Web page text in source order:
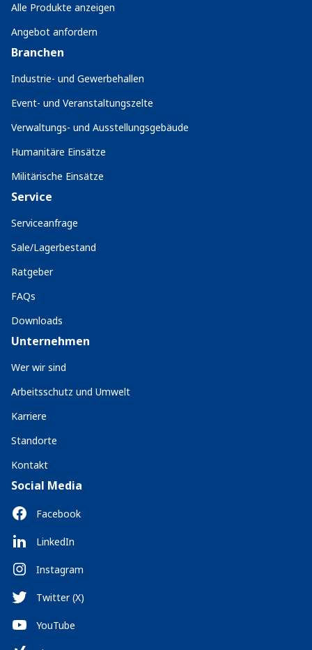
Alle Produkte anzeigen
Angebot anfordern
Branchen
Industrie- und Gewerbehallen
Event- und Veranstaltungszelte
Verwaltungs- und Ausstellungsgebäude
Humanitäre Einsätze
Militärische Einsätze
Service
Serviceanfrage
Sale/Lagerbestand
Ratgeber
FAQs
Downloads
Unternehmen
Wer wir sind
Arbeitsschutz und Umwelt
Karriere
Standorte
Kontakt
Social Media
Facebook
LinkedIn
Instagram
Twitter (X)
YouTube